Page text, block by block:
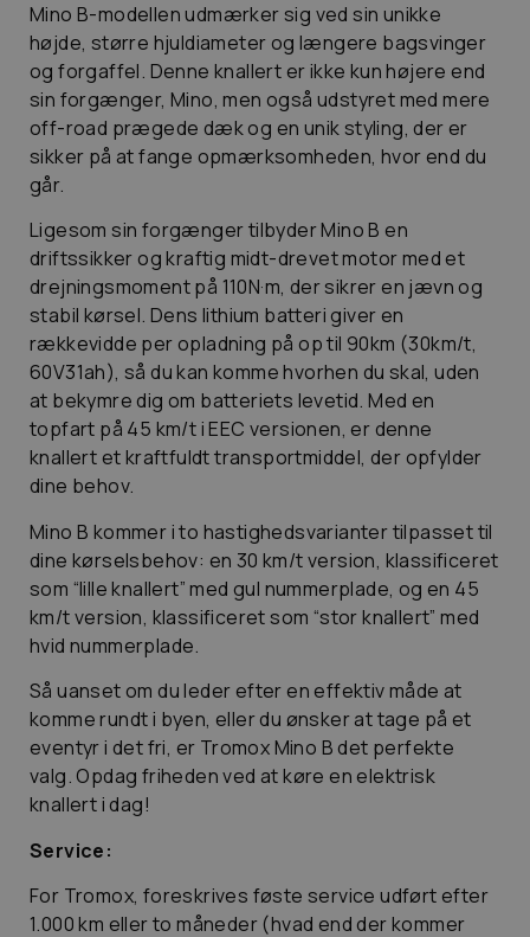
Mino B-modellen udmærker sig ved sin unikke
højde, større hjuldiameter og længere bagsvinger
og forgaffel. Denne knallert er ikke kun højere end
sin forgænger, Mino, men også udstyret med mere
off-road prægede dæk og en unik styling, der er
sikker på at fange opmærksomheden, hvor end du
går.
Ligesom sin forgænger tilbyder Mino B en
driftssikker og kraftig midt-drevet motor med et
drejningsmoment på 110N·m, der sikrer en jævn og
stabil kørsel. Dens lithium batteri giver en
rækkevidde per opladning på op til 90km (30km/t,
60V31ah), så du kan komme hvorhen du skal, uden
at bekymre dig om batteriets levetid. Med en
topfart på 45 km/t i EEC versionen, er denne
knallert et kraftfuldt transportmiddel, der opfylder
dine behov.
Mino B kommer i to hastighedsvarianter tilpasset til
dine kørselsbehov: en 30 km/t version, klassificeret
som “lille knallert” med gul nummerplade, og en 45
km/t version, klassificeret som “stor knallert” med
hvid nummerplade.
Så uanset om du leder efter en effektiv måde at
komme rundt i byen, eller du ønsker at tage på et
eventyr i det fri, er Tromox Mino B det perfekte
valg. Opdag friheden ved at køre en elektrisk
knallert i dag!
Service:
For Tromox, foreskrives føste service udført efter
1.000 km eller to måneder (hvad end der kommer